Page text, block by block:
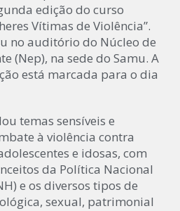
edição do curso
Vítimas de Violência”.
no auditório do Núcleo de
(Nep), na sede do Samu. A
está marcada para o dia
temas sensíveis e
à violência contra
e idosas, com
da Política Nacional
e os diversos tipos de
sexual, patrimonial